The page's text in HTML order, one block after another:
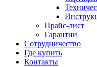
Прайс-лист
Гарантии
Сотрудничество
Где купить
Контакты